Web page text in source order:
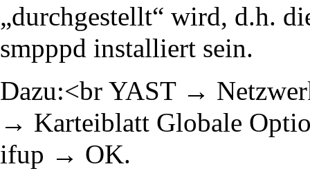
„durchgestellt“ wird, d.h.
smpppd installiert sein.
Dazu:<br YAST →
→ Karteiblatt Globale
ifup → OK.